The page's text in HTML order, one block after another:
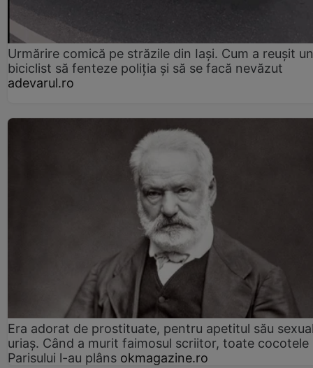
Urmărire comică pe străzile din Iași. Cum a reușit un
biciclist să fenteze poliția și să se facă nevăzut
adevarul.ro
Era adorat de prostituate, pentru apetitul său
uriaș. Când a murit faimosul scriitor, toate cocotele
Parisului l-au plâns okmagazine.ro